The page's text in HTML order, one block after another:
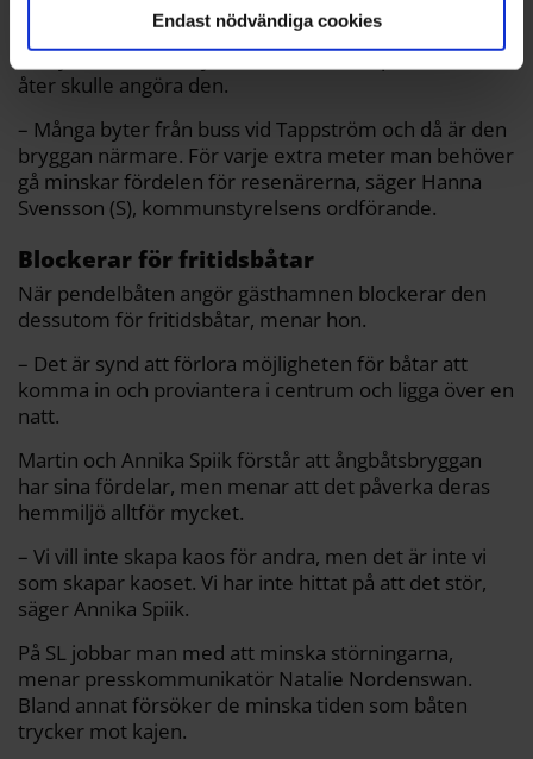
Endast nödvändiga cookies
ångbåtsbryggan och när bullerutredningen visade att
de nya båtarna var tystare ville man att pendelbåten
åter skulle angöra den.
– Många byter från buss vid Tappström och då är den
bryggan närmare. För varje extra meter man behöver
gå minskar fördelen för resenärerna, säger Hanna
Svensson (S), kommunstyrelsens ordförande.
Blockerar för fritidsbåtar
När pendelbåten angör gästhamnen blockerar den
dessutom för fritidsbåtar, menar hon.
– Det är synd att förlora möjligheten för båtar att
komma in och proviantera i centrum och ligga över en
natt.
Martin och Annika Spiik förstår att ångbåtsbryggan
har sina fördelar, men menar att det påverka deras
hemmiljö alltför mycket.
– Vi vill inte skapa kaos för andra, men det är inte vi
som skapar kaoset. Vi har inte hittat på att det stör,
säger Annika Spiik.
På SL jobbar man med att minska störningarna,
menar presskommunikatör Natalie Nordenswan.
Bland annat försöker de minska tiden som båten
trycker mot kajen.